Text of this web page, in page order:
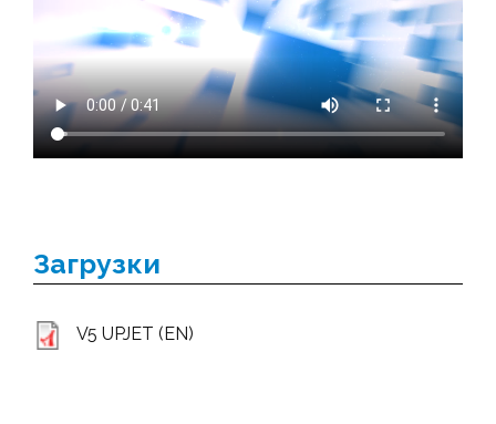
Загрузки
V5 UPJET (EN)